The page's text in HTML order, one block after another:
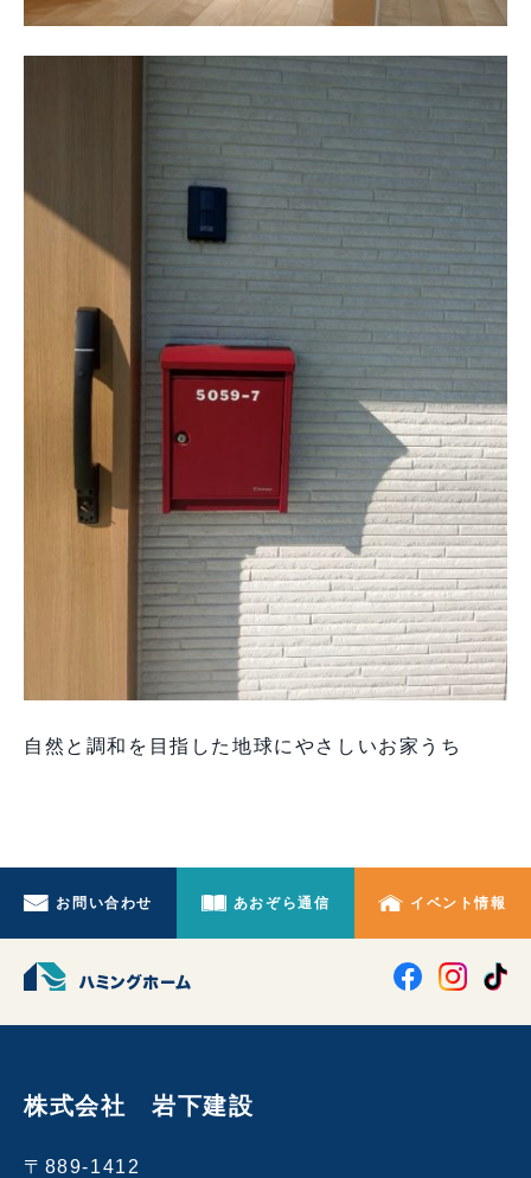
自然と調和を目指した地球にやさしいお家うち
お問い合わせ あおぞら通信 イベント情報
株式会社 岩下建設
〒889-1412